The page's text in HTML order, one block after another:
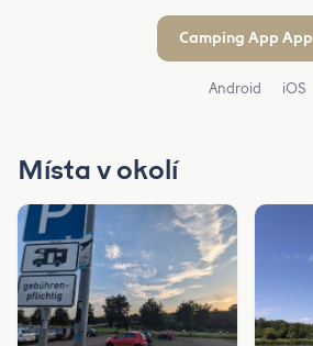
Camping App App
Android iOS
Místa v okolí